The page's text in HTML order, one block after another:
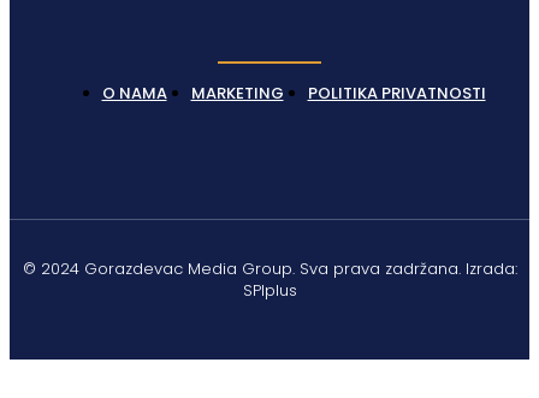
O NAMA MARKETING POLITIKA PRIVATNOSTI
© 2024 Gorazdevac Media Group. Sva prava zadržana. Izrada:
SPIplus